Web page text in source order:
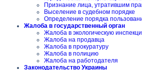
Признание лица, утратившим
Выселение в судебном порядке
Определение порядка
Жалоба в государственный орган
Жалоба в экологическую
Жалоба на продавца
Жалоба в прокуратуру
Жалоба в полицию
Жалоба на работодателя
Законодательство Украины